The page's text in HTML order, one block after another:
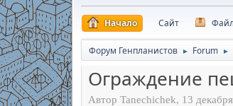
Начало Сайт
Форум Генпланистов ► Forum ►
Ограждение
Автор Tanechichek, 13